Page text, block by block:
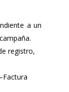
a un
registro,
de:
–Factura